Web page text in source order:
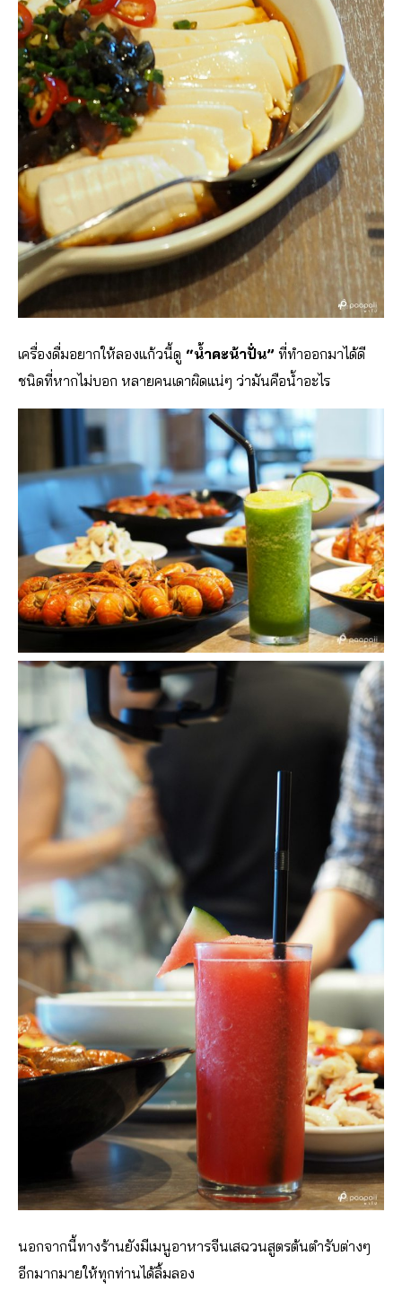
เครื่องดื่มอยากให้ลองแก้วนี้ดู “น้ำคะน้าปั่น” ที่ทำออกมาได้ดี
ชนิดที่หากไม่บอก หลายคนเดาผิดแน่ๆ ว่ามันคือน้ำอะไร
นอกจากนี้ทางร้านยังมีเมนูอาหารจีนเสฉวนสูตรต้นตำรับต่างๆ
อีกมากมายให้ทุกท่านได้ลิ้มลอง